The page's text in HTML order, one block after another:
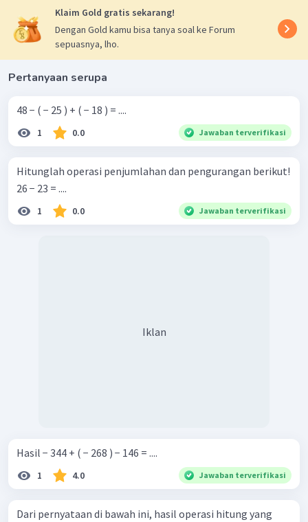
Klaim Gold gratis sekarang!
Dengan Gold kamu bisa tanya soal ke Forum
sepuasnya, lho.
Pertanyaan serupa
48 − ( − 25 ) + ( − 18 ) = ....
1 0.0 Jawaban terverifikasi
Hitunglah operasi penjumlahan dan pengurangan berikut!
26 − 23 = ....
1 0.0 Jawaban terverifikasi
Iklan
Hasil − 344 + ( − 268 ) − 146 = ....
1 4.0 Jawaban terverifikasi
Dari pernyataan di bawah ini, hasil operasi hitung yang